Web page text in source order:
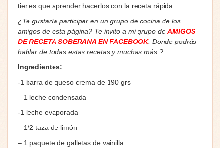
tienes que aprender hacerlos con la receta rápida
¿Te gustaría participar en un grupo de cocina de los
amigos de esta página? Te invito a mi grupo de AMIGOS
DE RECETA SOBERANA EN FACEBOOK. Donde podrás
hablar de todas estas recetas y muchas más. ?
Ingredientes:
-1 barra de queso crema de 190 grs
– 1 leche condensada
-1 leche evaporada
– 1/2 taza de limón
– 1 paquete de galletas de vainilla